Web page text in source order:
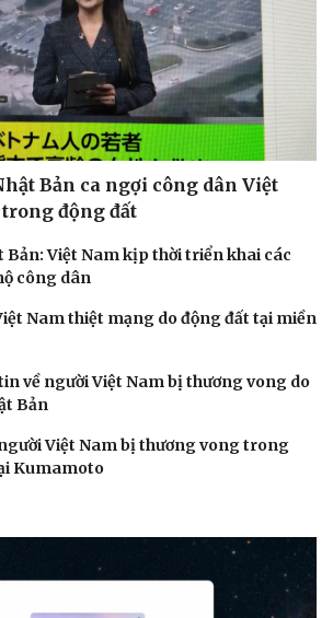
Bản ca ngợi công dân Việt
động đất
Bản: Việt Nam kịp thời triển khai các
công dân
Nam thiệt mạng do động đất tại miền
về người Việt Nam bị thương vong do
Bản
Việt Nam bị thương vong trong
Kumamoto